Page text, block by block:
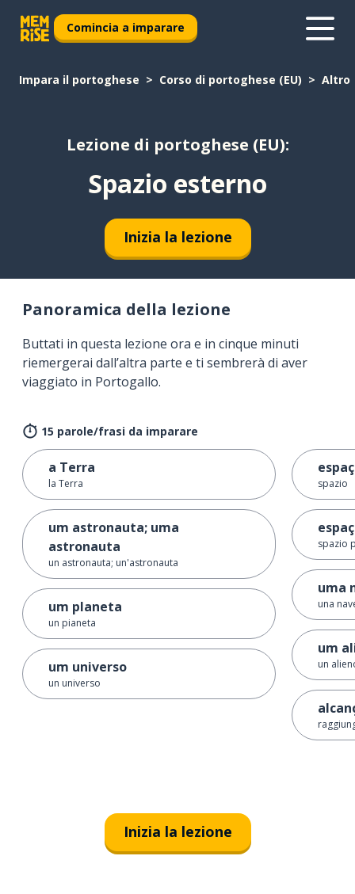
Comincia a imparare
Impara il portoghese Corso di portoghese (EU) Altro
Lezione di portoghese (EU):
Spazio esterno
Inizia la lezione
Panoramica della lezione
Buttati in questa lezione ora e in cinque minuti
riemergerai dall’altra parte e ti sembrerà di aver
viaggiato in Portogallo.
15 parole/frasi da imparare
a Terra
la Terra
um astronauta; uma
astronauta
un astronauta; un'astronauta
um planeta
un pianeta
um universo
un universo
spazio
spazio
uma
una
um
un
Inizia la lezione